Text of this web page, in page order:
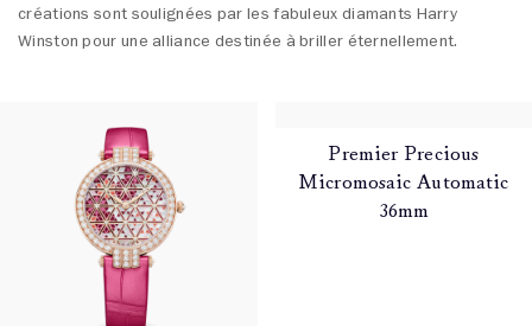
créations sont soulignées par les fabuleux diamants Harry
Winston pour une alliance destinée à briller éternellement.